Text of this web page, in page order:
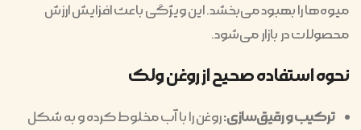
میوه‌ها را بهبود می‌بخشد. این ویژگی باعث افزایش ارزش
محصولات در بازار می‌شود.
نحوه استفاده صحیح از روغن ولک
ترکیب و رقیق‌سازی:روغن را با آب مخلوط کرده و به شکل